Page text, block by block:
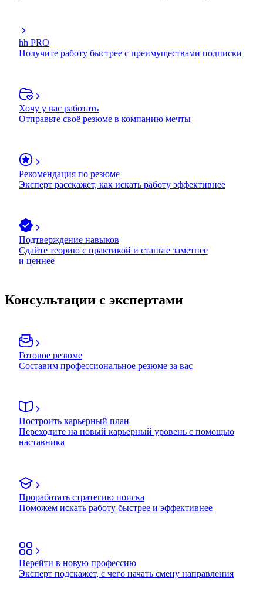
hh PRO
Получите работу быстрее с преимуществами подписки
Хочу у вас работать
Отправьте своё резюме в компанию мечты
Рекомендация по резюме
Эксперт расскажет, как искать работу эффективнее
Подтверждение навыков
Сдайте теорию с практикой и станьте заметнее
и ценнее
Консультации с экспертами
Готовое резюме
Составим профессиональное резюме за вас
Построить карьерный план
Переходите на новый карьерный уровень с помощью
наставника
Проработать стратегию поиска
Поможем искать работу быстрее и эффективнее
Перейти в новую профессию
Эксперт подскажет, с чего начать смену направления